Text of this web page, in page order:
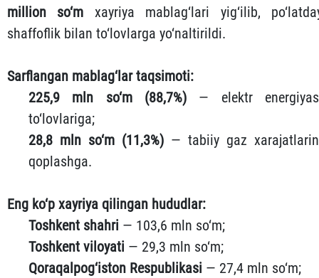
million so‘m xayriya mablag‘lari yig‘ilib,
shaffoflik bilan to‘lovlarga yo‘naltirildi.
Sarflangan mablag‘lar taqsimoti:
225,9 mln so‘m (88,7%) — elektr
to‘lovlariga;
28,8 mln so‘m (11,3%) — tabiiy gaz
qoplashga.
Eng ko‘p xayriya qilingan hududlar:
Toshkent shahri — 103,6 mln so‘m;
Toshkent viloyati — 29,3 mln so‘m;
Qoraqalpog‘iston Respublikasi — 27,4 mln so‘m;